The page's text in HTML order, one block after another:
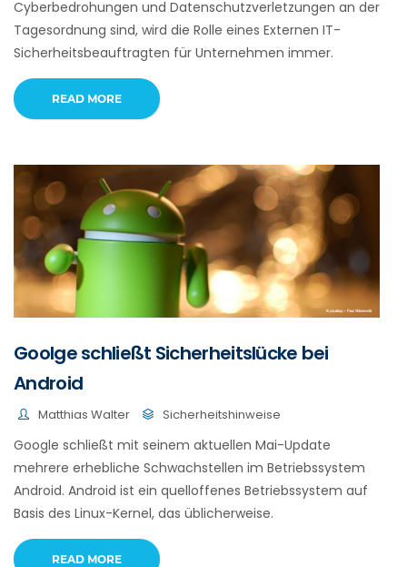
Cyberbedrohungen und Datenschutzverletzungen an der
Tagesordnung sind, wird die Rolle eines Externen IT-
Sicherheitsbeauftragten für Unternehmen immer.
READ MORE
Goolge schließt Sicherheitslücke bei
Android
Matthias Walter Sicherheitshinweise
Google schließt mit seinem aktuellen Mai-Update
mehrere erhebliche Schwachstellen im Betriebssystem
Android. Android ist ein quelloffenes Betriebssystem auf
Basis des Linux-Kernel, das üblicherweise.
READ MORE